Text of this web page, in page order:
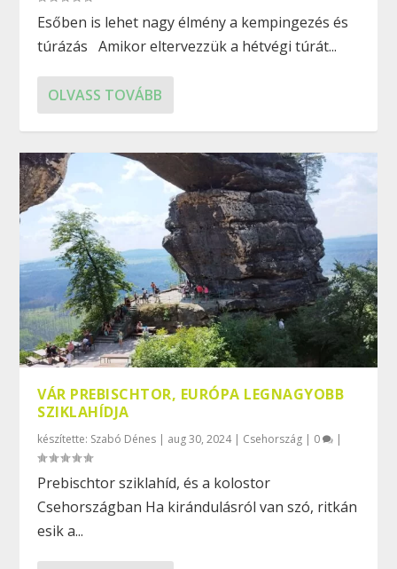
Esőben is lehet nagy élmény a kempingezés és
túrázás Amikor eltervezzük a hétvégi túrát...
OLVASS TOVÁBB
VÁR PREBISCHTOR, EURÓPA LEGNAGYOBB
SZIKLAHÍDJA
készítette: Szabó Dénes | aug 30, 2024| Csehország | 0 |
Prebischtor sziklahíd, és a kolostor
Csehországban Ha kirándulásról van szó, ritkán
esik a...